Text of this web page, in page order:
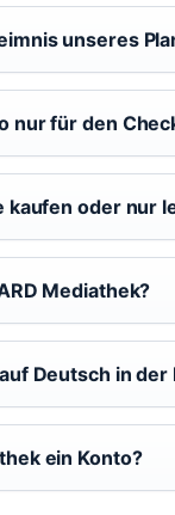
unseres
nur für den
kaufen oder nur
Mediathek?
Deutsch in
ein Konto?